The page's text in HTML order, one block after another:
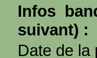
Infos
suivant) :
Date de la